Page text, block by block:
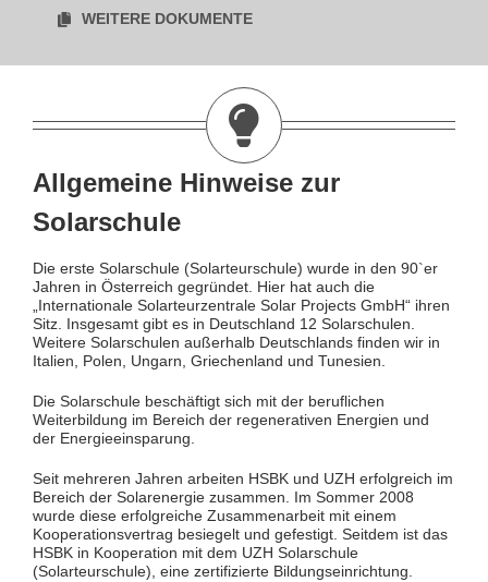
WEITERE DOKUMENTE
Allgemeine Hinweise zur
Solarschule
Die erste Solarschule (Solarteurschule) wurde in den 90`er
Jahren in Österreich gegründet. Hier hat auch die
„Internationale Solarteurzentrale Solar Projects GmbH“ ihren
Sitz. Insgesamt gibt es in Deutschland 12 Solarschulen.
Weitere Solarschulen außerhalb Deutschlands finden wir in
Italien, Polen, Ungarn, Griechenland und Tunesien.
Die Solarschule beschäftigt sich mit der beruflichen
Weiterbildung im Bereich der regenerativen Energien und
der Energieeinsparung.
Seit mehreren Jahren arbeiten HSBK und UZH erfolgreich im
Bereich der Solarenergie zusammen. Im Sommer 2008
wurde diese erfolgreiche Zusammenarbeit mit einem
Kooperationsvertrag besiegelt und gefestigt. Seitdem ist das
HSBK in Kooperation mit dem UZH Solarschule
(Solarteurschule), eine zertifizierte Bildungseinrichtung.